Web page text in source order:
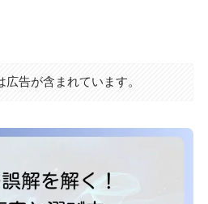
告が含まれています。